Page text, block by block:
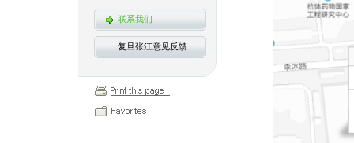
联系我们
复旦张江意见反馈